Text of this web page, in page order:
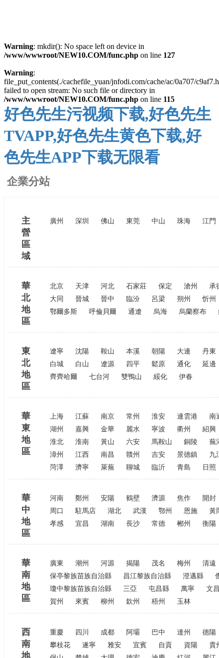
Warning: mkdir(): No space left on device in
/www/wwwroot/NEW10.COM/func.php on line 127
Warning:
file_put_contents(./cachefile_yuan/jnfodi.com/cache/ac/0a707/
failed to open stream: No such file or directory in
/www/wwwroot/NEW10.COM/func.php on line 115
好色先生污视频下载,好色先生
TVAPP,好色先生黄色下载,好
色先生APP下载无限看
企業分站
主
營
區
域
廣州 深圳 佛山 東莞 中山 珠海 江門
華
北
地
區
北京 天津 河北 石家莊 保定 滄州
承
大同
晉城 晉中 臨汾 呂梁 朔州
忻州
鄂爾多斯
呼倫貝爾 通遼 烏海 烏蘭察布
東
北
地
區
遼寧 沈陽 鞍山 本溪 朝陽 大連
丹東
白城
白山 遼源 四平 鬆原 通化
延邊
齊齊哈爾
七台河 雙鴨山 綏化 伊春
華
東
地
區
上海 江蘇 南京 常州 淮安 連雲港
南
湖州
嘉興 金華 麗水 寧波 衢州
紹興
淮北
淮南 黃山 六安 馬鞍山 銅陵
蕪
漳州
江西 南昌 贛州 吉安 景德鎮
九
菏澤
濟寧 萊蕪 聊城 臨沂 青島 日照
華
中
地
區
河南 鄭州 安陽 鶴壁 濟源 焦作
開封
周口
駐馬店 湖北 武漢 鄂州 恩施
黃
孝感
宜昌 湖南 長沙 常德 郴州 衡陽
華
南
地
區
廣東 潮州 河源 揭陽 茂名 梅州
清遠
保亭黎族苗族自治縣
昌江黎族自治縣 澄邁縣
瓊中黎族苗族自治縣
三亞 屯昌縣 萬寧
文
賀州
來賓 柳州 欽州 梧州 玉林
西
南
地
重慶 四川 成都 阿壩 巴中 達州
德陽
攀枝花
遂寧 雅安 宜賓 自貢 資陽
貴